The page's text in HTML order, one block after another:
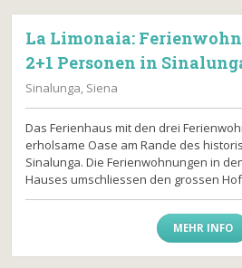
La Limonaia:
2+1 Personen in
Sinalunga, Siena
Das Ferienhaus mit den drei
erholsame Oase am Rande des
Sinalunga. Die Ferienwohnungen in
Hauses umschliessen den grossen
MEHR INFO